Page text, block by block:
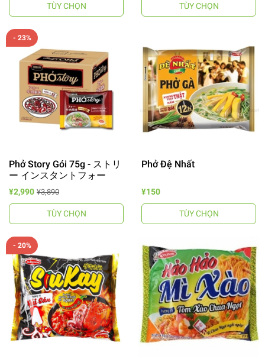
TÙY CHỌN TÙY CHỌN
- 23%
Phở Story Gói 75g - ストリ
ー インスタントフォー
¥2,990 ¥3,890
TÙY CHỌN
Phở Đệ Nhất
¥150
TÙY CHỌN
- 20%